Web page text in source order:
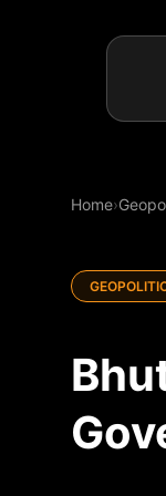
Home›